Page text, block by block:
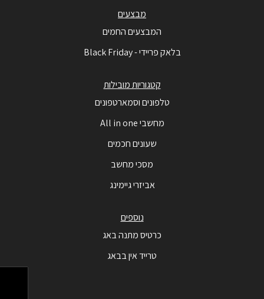
מבצעים
המבצעים החמים
בלאק פריידי - Black Friday
קטגוריות מובילות
טלפונים וסמארטפונים
מחשבי All in one
שעונים חכמים
מסכי מחשב
אביזרי גיימינג
נוספים
כרטיס מתנה באג
טרייד אין בבאג